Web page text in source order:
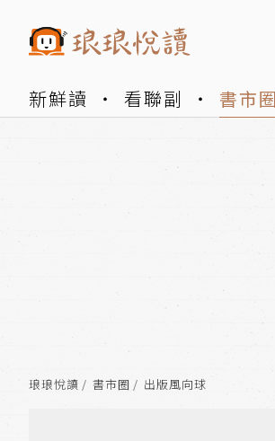
新鮮讀 看聯副 書市圈
琅琅悅讀 書市圈 出版風向球